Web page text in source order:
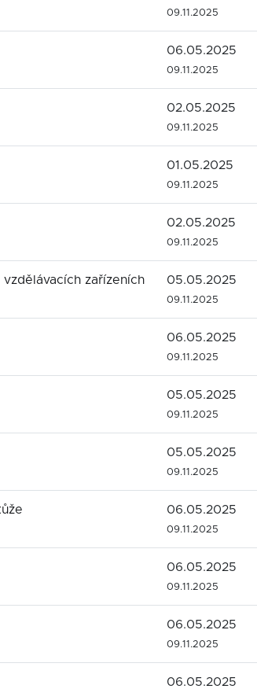
09.11.2025
06.05.2025
09.11.2025
02.05.2025
09.11.2025
01.05.2025
09.11.2025
02.05.2025
09.11.2025
zařízeních 05.05.2025
09.11.2025
06.05.2025
09.11.2025
05.05.2025
09.11.2025
05.05.2025
09.11.2025
06.05.2025
09.11.2025
06.05.2025
09.11.2025
06.05.2025
09.11.2025
06.05.2025